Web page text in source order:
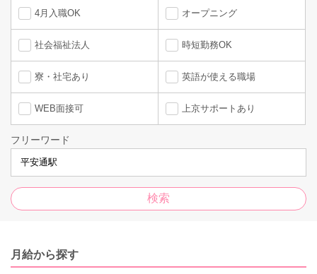
4月入職OK オープニング
社会福祉法人 時短勤務OK
寮・社宅あり 英語が使える職場
WEB面接可 上京サポートあり
フリーワード
月給から探す